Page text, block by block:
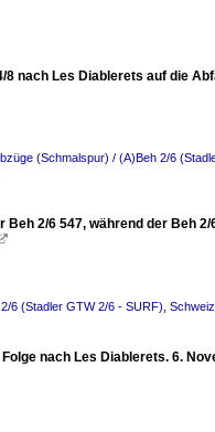
nach Les Diablerets auf die
(Schmalspur) / (A)Beh 2/6
2/6 547, während der Beh
6 (Stadler GTW 2/6 - SURF)
nach Les Diablerets. 6.